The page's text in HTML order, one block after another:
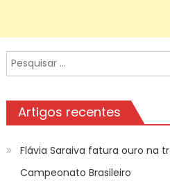
Pesquisar
por:
Artigos recentes
Flávia Saraiva fatura ouro na
Campeonato Brasileiro